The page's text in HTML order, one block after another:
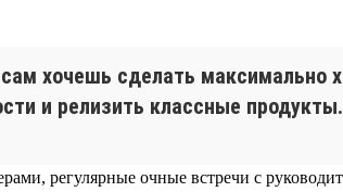
хочешь сделать максимально
и релизить классные продукты.
регулярные очные встречи с